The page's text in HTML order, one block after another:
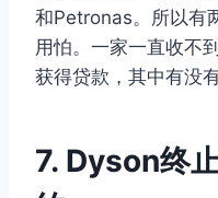
和Petronas。所以有
用怕。一家一直收不
获得贷款，其中有没
7. Dyson终